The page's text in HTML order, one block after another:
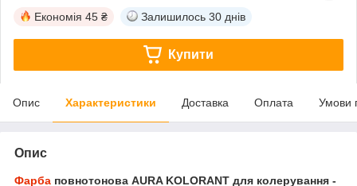
Економія 45 ₴ Залишилось 30 днів
Купити
Опис Характеристики Доставка Оплата Умови
Опис
Фарба повнотонова AURA KOLORANT для колерування -